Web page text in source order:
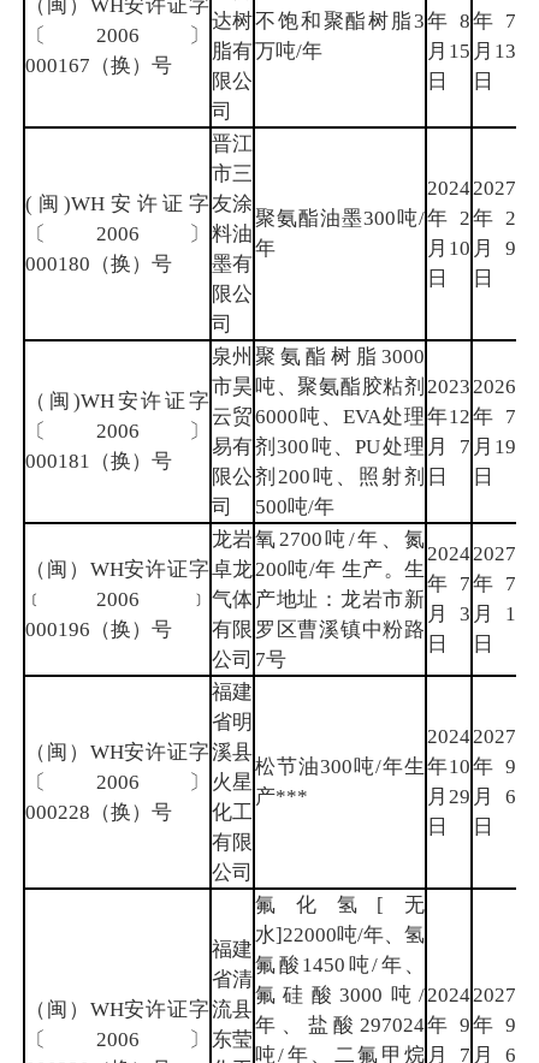
（闽）WH安许证字
〔2006〕
000167（换）号
达树
脂有
限公
司
不饱和聚酯树脂3
万吨/年
年8
月15
日
年7
月13
日
(闽)WH安许证字
〔2006〕
000180（换）号
晋江
市三
友涂
料油
墨有
限公
司
聚氨酯油墨300吨/
年
2024
年2
月10
日
2027
年2
月9
日
（闽)WH安许证字
〔2006〕
000181（换）号
泉州
市昊
云贸
易有
限公
司
聚氨酯树脂3000
吨、聚氨酯胶粘剂
6000吨、EVA处理
剂300吨、PU处理
剂200吨、照射剂
500吨/年
2023
年12
月7
日
2026
年7
月19
日
（闽）WH安许证字
﹝2006﹞
000196（换）号
龙岩
卓龙
气体
有限
公司
氧2700吨/年、氮
200吨/年 生产。生
产地址：龙岩市新
罗区曹溪镇中粉路
7号
2024
年7
月3
日
2027
年7
月1
日
（闽）WH安许证字
〔2006〕
000228（换）号
福建
省明
溪县
火星
化工
有限
公司
松节油300吨/年生
产***
2024
年10
月29
日
2027
年9
月6
日
（闽）WH安许证字
〔2006〕
福建
省清
流县
东莹
氟化氢[无
水]22000吨/年、氢
氟酸1450吨/年、
氟硅酸3000吨/
年、盐酸297024
吨/年、二氟甲烷
2024
年9
月7
2027
年9
月6